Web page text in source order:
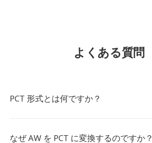
よくある質問
PCT 形式とは何ですか？
なぜ AW を PCT に変換するのですか？